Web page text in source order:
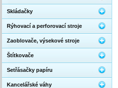
Skládačky
Rýhovací a perforovací stroje
Zaoblovače, výsekové stroje
Štítkovače
Setřásačky papíru
Kancelářské váhy